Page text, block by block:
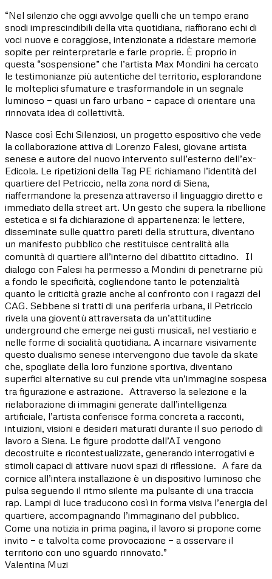
“Nel silenzio che oggi avvolge quelli che un tempo erano
snodi imprescindibili della vita quotidiana, riaffiorano echi di
voci nuove e coraggiose, intenzionate a ridestare memorie
sopite per reinterpretarle e farle proprie. È proprio in
questa “sospensione” che l’artista Max Mondini ha cercato
le testimonianze più autentiche del territorio, esplorandone
le molteplici sfumature e trasformandole in un segnale
luminoso — quasi un faro urbano — capace di orientare una
rinnovata idea di collettività.
Nasce così Echi Silenziosi, un progetto espositivo che vede
la collaborazione attiva di Lorenzo Falesi, giovane artista
senese e autore del nuovo intervento sull’esterno dell’ex-
Edicola. Le ripetizioni della Tag PE richiamano l’identità del
quartiere del Petriccio, nella zona nord di Siena,
riaffermandone la presenza attraverso il linguaggio diretto e
immediato della street art. Un gesto che supera la ribellione
estetica e si fa dichiarazione di appartenenza: le lettere,
disseminate sulle quattro pareti della struttura, diventano
un manifesto pubblico che restituisce centralità alla
comunità di quartiere all’interno del dibattito cittadino. Il
dialogo con Falesi ha permesso a Mondini di penetrarne più
a fondo le specificità, cogliendone tanto le potenzialità
quanto le criticità grazie anche al confronto con i ragazzi del
CAG. Sebbene si tratti di una periferia urbana, il Petriccio
rivela una gioventù attraversata da un’attitudine
underground che emerge nei gusti musicali, nel vestiario e
nelle forme di socialità quotidiana. A incarnare visivamente
questo dualismo senese intervengono due tavole da skate
che, spogliate della loro funzione sportiva, diventano
superfici alternative su cui prende vita un’immagine sospesa
tra figurazione e astrazione. Attraverso la selezione e la
rielaborazione di immagini generate dall’intelligenza
artificiale, l’artista conferisce forma concreta a racconti,
intuizioni, visioni e desideri maturati durante il suo periodo di
lavoro a Siena. Le figure prodotte dall’AI vengono
decostruite e ricontestualizzate, generando interrogativi e
stimoli capaci di attivare nuovi spazi di riflessione. A fare da
cornice all’intera installazione è un dispositivo luminoso che
pulsa seguendo il ritmo silente ma pulsante di una traccia
rap. Lampi di luce traducono così in forma visiva l’energia del
quartiere, accompagnando l’immaginario del pubblico.
Come una notizia in prima pagina, il lavoro si propone come
invito — e talvolta come provocazione — a osservare il
territorio con uno sguardo rinnovato.”
Valentina Muzi